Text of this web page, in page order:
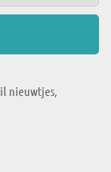
nieuwtjes,